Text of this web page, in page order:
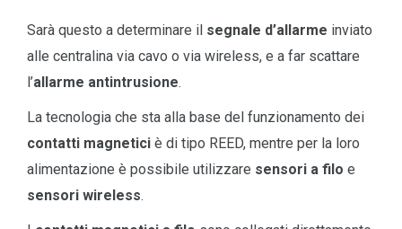
Sarà questo a determinare il segnale d’allarme inviato
alle centralina via cavo o via wireless, e a far scattare
l’allarme antintrusione.
La tecnologia che sta alla base del funzionamento dei
contatti magnetici è di tipo REED, mentre per la loro
alimentazione è possibile utilizzare sensori a filo e
sensori wireless.